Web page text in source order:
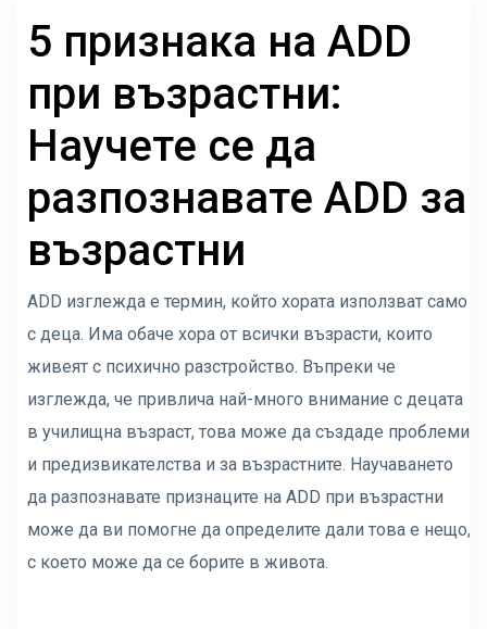
5 признака на ADD
при възрастни:
Научете се да
разпознавате ADD за
възрастни
ADD изглежда е термин, който хората използват само
с деца. Има обаче хора от всички възрасти, които
живеят с психично разстройство. Въпреки че
изглежда, че привлича най-много внимание с децата
в училищна възраст, това може да създаде проблеми
и предизвикателства и за възрастните. Научаването
да разпознавате признаците на ADD при възрастни
може да ви помогне да определите дали това е нещо,
с което може да се борите в живота.